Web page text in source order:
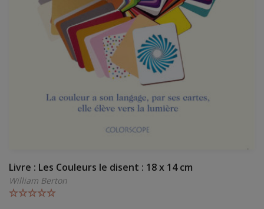
Livre : Les Couleurs le disent : 18 x 14 cm
William Berton